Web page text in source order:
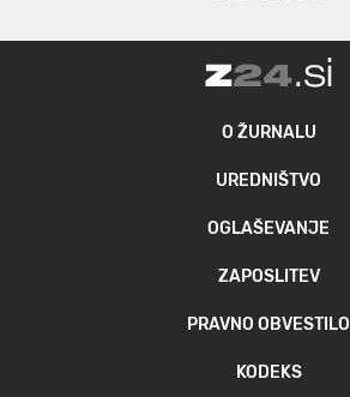
O ŽURNALU
UREDNIŠTVO
OGLAŠEVANJE
ZAPOSLITEV
PRAVNO OBVESTILO
KODEKS